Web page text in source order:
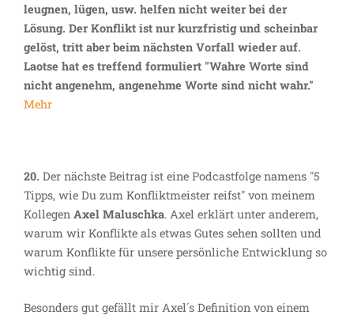
leugnen, lügen, usw. helfen nicht weiter bei der
Lösung. Der Konflikt ist nur kurzfristig und scheinbar
gelöst, tritt aber beim nächsten Vorfall wieder auf.
Laotse hat es treffend formuliert "Wahre Worte sind
nicht angenehm, angenehme Worte sind nicht wahr."
Mehr
20. Der nächste Beitrag ist eine Podcastfolge namens "5
Tipps, wie Du zum Konfliktmeister reifst" von meinem
Kollegen Axel Maluschka. Axel erklärt unter anderem,
warum wir Konflikte als etwas Gutes sehen sollten und
warum Konflikte für unsere persönliche Entwicklung so
wichtig sind.
Besonders gut gefällt mir Axel´s Definition von einem